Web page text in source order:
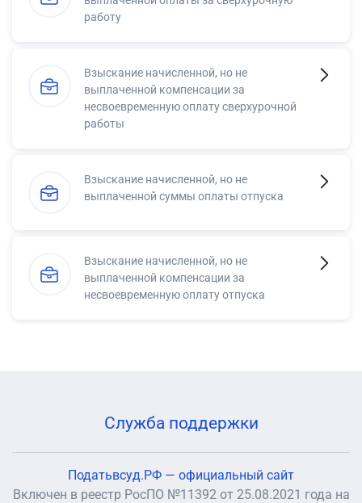
работу
Взыскание начисленной, но не
выплаченной компенсации за
несвоевременную оплату сверхурочной
работы
Взыскание начисленной, но не
выплаченной суммы оплаты отпуска
Взыскание начисленной, но не
выплаченной компенсации за
несвоевременную оплату отпуска
Служба поддержки
Податьвсуд.РФ — официальный сайт
Включен в реестр РосПО №11392 от 25.08.2021 года на